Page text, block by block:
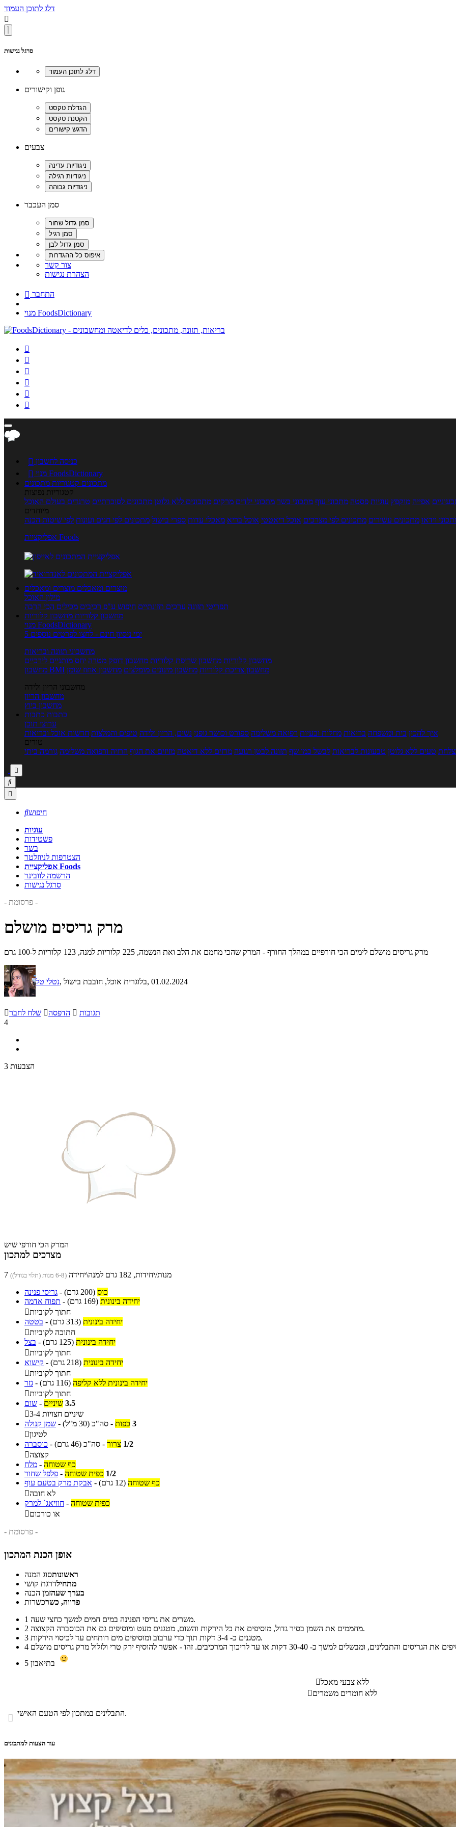
דלג לתוכן העמוד

סרגל נגישות
גופן וקישורים
צבעים
סמן העכבר
צור קשר
הצהרת נגישות
 התחבר
מנוי FoodsDictionary






 כניסה לחשבון

מנוי FoodsDictionary
מתכונים קטגוריות מתכונים
קטגוריות נפוצות
אפייה מוקפץ עוגיות פסטה מתכוני עוף מתכוני בשר מתכוני ילדים מרקים מתכונים ללא גלוטן מתכונים לסוכרתיים טרנדים בעולם האוכל
מיוחדים
וידאו מתכונים עשירים מתכונים לפי מצרכים אוכל דיאטטי אוכל בריא מאכלי עדות ספרי בישול מתכונים לפי חגים ועונות לפי שיטות הכנה
אפליקציית Foods
מוצרים ומאכלים מוצרים ומאכלים
מילון האוכל
תפריטי תזונה ערכים תזונתיים חיפוש ע"פ רכיבים מכילים הכי הרבה
מחשבון קלוריות מחשבון קלוריות
מנוי FoodsDictionary
5 ימי ניסיון חינם - לחצו לפרטים נוספים
מחשבוני תזונה ובריאות
מחשבון קלוריות מחשבון שריפת קלוריות מחשבון דופק מטרה יחס מותניים לירכיים
מחשבון BMI
מחשבון צריכת קלוריות מחשבון מינונים מומלצים מחשבון אחוז שומן
מחשבוני הריון ולידה
מחשבון הריון
מחשבון ביוץ
כתבות כתבות
ערוצי תוכן
איך להכין בית ומשפחה בריאות מחלות ובעיות רפואה משלימה ספורט וכושר גופני נשים, הריון ולידה טיפים והמלצות חדשות אוכל ובריאות
טורים
טעים ללא גלוטן טבעונות לבריאות לבשל כמו שף תזונה לבטן רגועה מרזים ללא דיאטה מזיזים את הגוף הרזיה ורפואה משלימה גורמה ביתי



חיפוש
עוגיות
פשטידות
בשר
הצטרפות לניוזלטר
אפליקציית Foods
הרשמה לוובינר
סרגל נגישות
- פרסומת -
מרק גריסים מושלם
מרק גריסים מושלם לימים הכי חורפיים במהלך החורף - המרק שהכי מחמם את הלב ואת הנשמה, 225 קלוריות למנה, 123 קלוריות ל-100 גרם
נטלי טל , בלוגרית אוכל, חובבת בישול, 01.02.2024
שלח לחבר הדפסה  תגובות
4
3 הצבעות
המרק הכי חורפי שיש
מצרכים למתכון
7 מנות/יחידות, 182 גרם למנה\יחידה (6-8 מנות (תלוי בגודל))
גריסי פנינה - כוס (200 גרם)
תפוח אדמה - יחידה בינונית (169 גרם)
חתוך לקוביות
בטטה - יחידה בינונית (313 גרם)
חתוכה לקוביות
בצל - יחידה בינונית (125 גרם)
חתוך לקוביות
קישוא - יחידה בינונית (218 גרם)
חתוך לקוביות
גזר - יחידה בינונית ללא קליפה (116 גרם)
חתוך לקוביות
שום - 3.5 שיניים

3-4 שיניים חצויות
שמן קנולה - 3 כפות - סה"כ (30 מ"ל)
לטיגון
כוסברה - 1/2 צרור - סה"כ (46 גרם)
קצוצה
מלח - כף שטוחה
פלפל שחור - 1/2 כפית שטוחה
אבקת מרק בטעם עוף - כף שטוחה (12 גרם)
לא חובה
חוויאג` למרק - כפית שטוחה
או כורכום
- פרסומת -
אופן הכנת המתכון
ראשונותסוג המנה
מתחילדרגת קושי
בערך שעהזמן הכנה
פרווה, כשרכשרות
1
משרים את גריסי הפנינה במים חמים למשך כחצי שעה.
2
מחממים את השמן בסיר גדול, מוסיפים את כל הירקות והשום, מטגנים מעט ומוסיפים גם את הכוסברה הקצוצה.
3
מטגנים כ- 3-4 דקות תוך כדי ערבוב ומוסיפים מים רותחים עד לכיסוי הירקות.
4
5
ללא צבעי מאכל
ללא חומרים משמרים
 התבלינים במתכון לפי הטעם האישי.
עוד הצעות למתכונים